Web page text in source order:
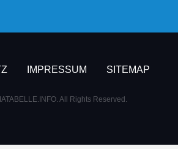
IMPRESSUM SITEMAP
All Rights Reserved.